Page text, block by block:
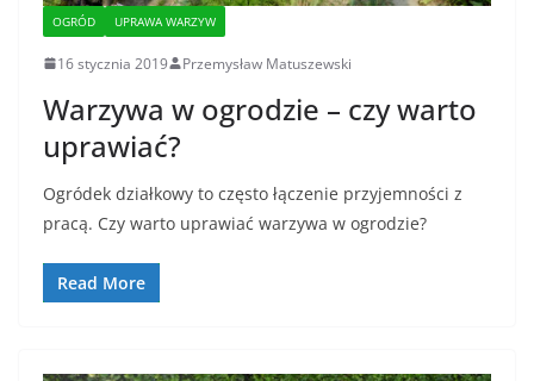
OGRÓD UPRAWA WARZYW
16 stycznia 2019 Przemysław Matuszewski
Warzywa w ogrodzie – czy warto
uprawiać?
Ogródek działkowy to często łączenie przyjemności z
pracą. Czy warto uprawiać warzywa w ogrodzie?
Read More